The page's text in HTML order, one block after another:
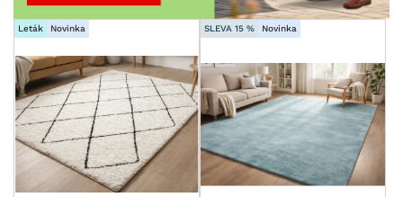
Leták Novinka SLEVA 15 % Novinka